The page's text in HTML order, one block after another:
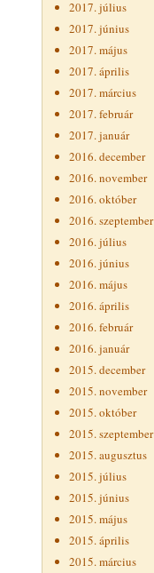
2017. július
2017. június
2017. május
2017. április
2017. március
2017. február
2017. január
2016. december
2016. november
2016. október
2016. szeptember
2016. július
2016. június
2016. május
2016. április
2016. február
2016. január
2015. december
2015. november
2015. október
2015. szeptember
2015. augusztus
2015. július
2015. június
2015. május
2015. április
2015. március